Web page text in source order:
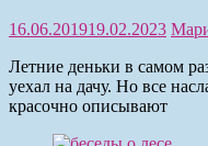
16.06.201919.02.2023
Летние деньки в самом
уехал на дачу. Но все
красочно описывают